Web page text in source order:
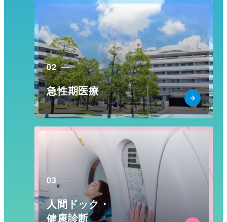
02
急性期医療
03
人間ドック・
健康診断